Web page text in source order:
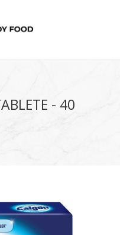
- 40